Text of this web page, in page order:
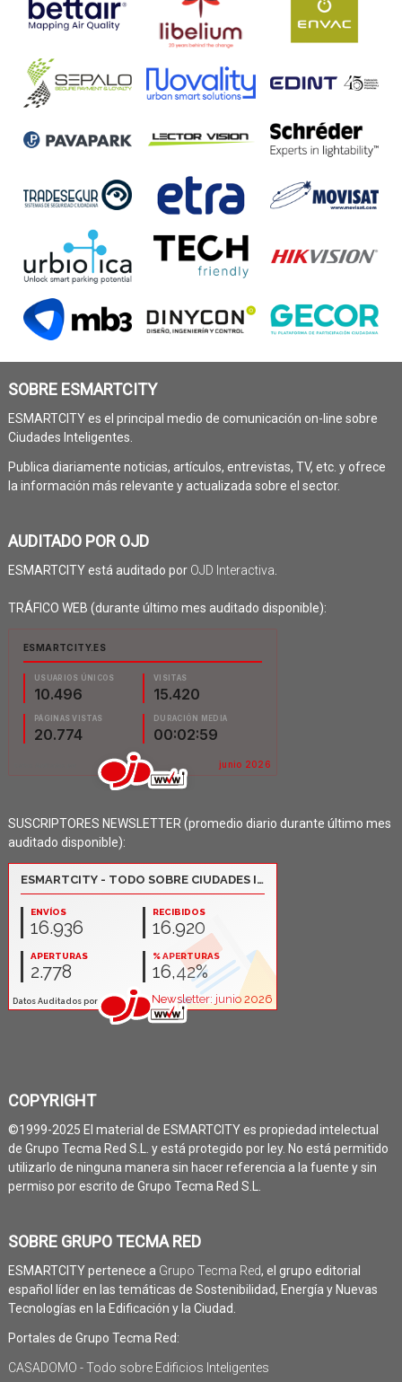
SOBRE ESMARTCITY
ESMARTCITY es el principal medio de comunicación on-line sobre
Ciudades Inteligentes.
Publica diariamente noticias, artículos, entrevistas, TV, etc. y ofrece
la información más relevante y actualizada sobre el sector.
AUDITADO POR OJD
ESMARTCITY está auditado por OJD Interactiva
TRÁFICO WEB (durante último mes auditado disponible):
SUSCRIPTORES NEWSLETTER (promedio diario durante último mes
auditado disponible):
COPYRIGHT
©1999-2025 El material de ESMARTCITY es propiedad intelectual
de Grupo Tecma Red S.L. y está protegido por ley. No está permitido
utilizarlo de ninguna manera sin hacer referencia a la fuente y sin
permiso por escrito de Grupo Tecma Red S.L.
SOBRE GRUPO TECMA RED
ESMARTCITY pertenece a Grupo Tecma Red, el grupo editorial
español líder en las temáticas de Sostenibilidad, Energía y Nuevas
Tecnologías en la Edificación y la Ciudad.
Portales de Grupo Tecma Red:
CASADOMO - Todo sobre Edificios Inteligentes